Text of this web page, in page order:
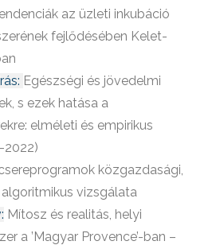
az üzleti inkubáció
fejlődésében Kelet-
Egészségi és jövedelmi
s ezek hatása a
elméleti és empirikus
közgazdasági,
vizsgálata
Mítosz és realitás, helyi
a ’Magyar Provence’-ban –